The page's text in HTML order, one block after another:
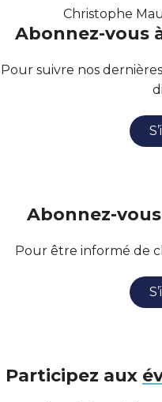
Christophe
Abonnez-vous
Pour suivre nos
Abonnez-
Pour être informé de
Participez aux